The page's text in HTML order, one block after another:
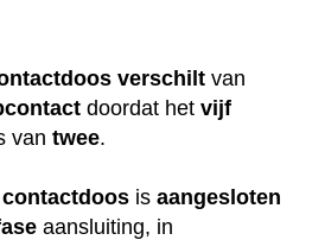
verschilt van
doordat het vijf
van twee.
contactdoos is aangesloten
aansluiting, in